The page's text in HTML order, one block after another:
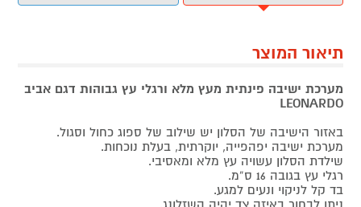
תיאור המוצר
מערכת ישיבה פינתית מעץ מלא ורגלי עץ גבוהות דגם אביב
LEONARDO
באזור הישיבה של הסלון יש שילוב של ספוג כחול וסגול.
מערכת ישיבה יפהפייה, יוקרתית, בעלת נוכחות.
שילדת הסלון עשויה עץ מלא ומאסיבי.
רגלי עץ בגובה 16 ס”מ.
בד קל לניקוי ונעים למגע.